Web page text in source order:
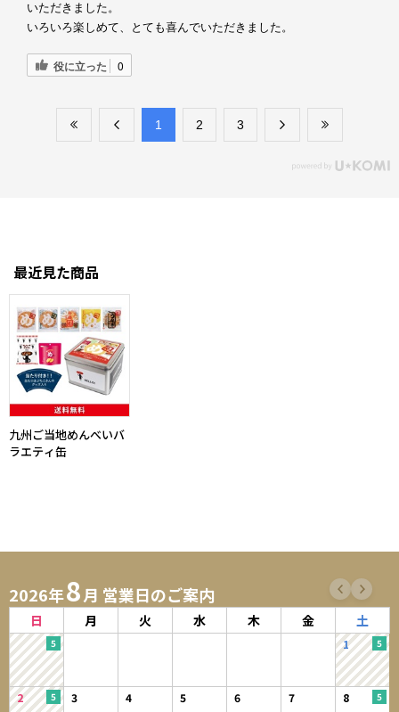
いただきました。
いろいろ楽しめて、とても喜んでいただきました。
役に立った 0
​1 ​2 ​3
最近見た商品
九州ご当地めんべいバ
ラエティ缶
2026年8月 営業日のご案内
日 月 火 水 木 金 土
1
2 3 4 5 6 7 8